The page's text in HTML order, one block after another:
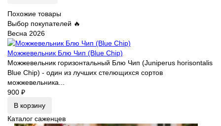
Похожие товары
Выбор покупателей 🔥
Весна 2026
Можжевельник Блю Чип (Blue Chip)
Можжевельник горизонтальный Блю Чип (Juniperus horisontalis
Blue Chip) - один из лучших стелющихся сортов
можжевельника...
900 ₽
В корзину
Каталог саженцев